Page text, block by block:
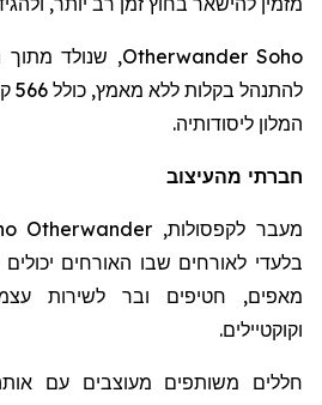
Otherwander Soho, שנולד מתוך
המלון ליסודותיה.
חברתי מהעיצוב
מעבר לקפסולות, Otherwander
בלעדי לאורחים שבו האורחים
מאפים, חטיפים ובר לשירות
וקוקטיילים.
חללים משותפים מעוצבים עם